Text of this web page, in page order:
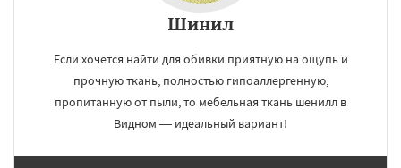
Шинил
Если хочется найти для обивки приятную на ощупь и
прочную ткань, полностью гипоаллергенную,
пропитанную от пыли, то мебельная ткань шенилл в
Видном — идеальный вариант!